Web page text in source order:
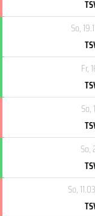
So,
Fr,
So,
So,
So,